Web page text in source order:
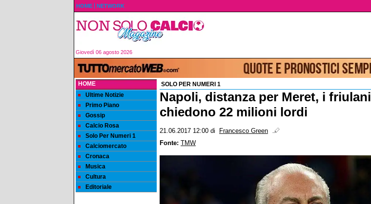
HOME NETWORK
Giovedì 06 agosto 2026
HOME
Ultime Notizie
Primo Piano
Gossip
Calcio Rosa
Solo Per Numeri 1
Calciomercato
Cronaca
Musica
Cultura
Editoriale
SOLO PER NUMERI 1
Napoli, distanza per Meret, i friulani
chiedono 22 milioni lordi
21.06.2017 12:00 di
Francesco Green
Fonte:
TMW